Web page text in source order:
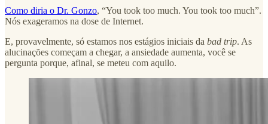
Como diria o Dr. Gonzo, “You took too much. You took too much”.
Nós exageramos na dose de Internet.
E, provavelmente, só estamos nos estágios iniciais da bad trip. As
alucinações começam a chegar, a ansiedade aumenta, você se
pergunta porque, afinal, se meteu com aquilo.